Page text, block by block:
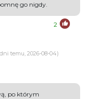
go nigdy.
2
temu, 2026-08-04)
po którym